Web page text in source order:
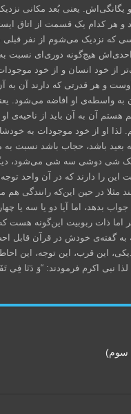
یگانگی‌اش. یعنی بُعد مکانی
و هر کدام یک قسمت از اتاق
که نزدیک می‌شوم از نفر قبلی
هیچ‌گونه دوری‌ای نسبت به
از خود انسان و از خود
و هر قدرتی که دارند آن به
به واسطه‌ی او افاضه می‌شود.
هستم آن به آن باید از ناحیه‌ی
لذا او از خود موجودات به
بعید باشد، حجاب باشد نسبت
یک شی دوشی سه شی می‌شود،
این را دارند که در آن واحد
مثلا در حین این‌که رانندگی
بدهد، اما آیا دو یا سه یا
اما ذات ربوبیت این‌گونه
به گفته‌ی خودش در قرآن قابل
این قرب، این توجه، این
نبی اکرم فرمودند: “وَ دَنَا فِی
سوم)